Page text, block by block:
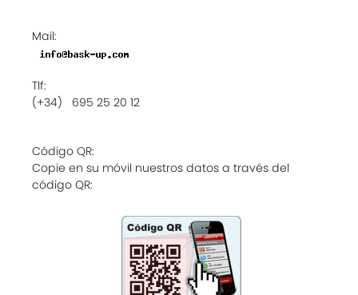
Mail:
Tlf:
(+34) 695 25 20 12
Código QR:
Copie en su móvil nuestros datos a través del
código QR: